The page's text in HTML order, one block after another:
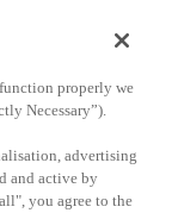
ァーストライ
。オプジー
は、化学療
項目の患者
存率を示し
properly we
Necessary”).
advertising
and active by
you agree to the